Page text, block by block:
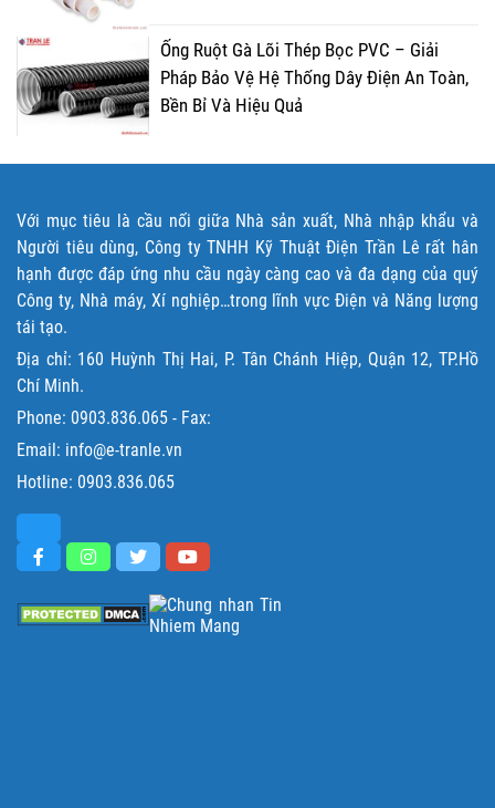
Ống Ruột Gà Lõi Thép Bọc PVC – Giải
Pháp Bảo Vệ Hệ Thống Dây Điện An Toàn,
Bền Bỉ Và Hiệu Quả
Với mục tiêu là cầu nối giữa Nhà sản xuất, Nhà nhập khẩu và
Người tiêu dùng, Công ty TNHH Kỹ Thuật Điện Trần Lê rất hân
hạnh được đáp ứng nhu cầu ngày càng cao và đa dạng của quý
Công ty, Nhà máy, Xí nghiệp…trong lĩnh vực Điện và Năng lượng
tái tạo.
Địa chỉ: 160 Huỳnh Thị Hai, P. Tân Chánh Hiệp, Quận 12, TP.Hồ
Chí Minh.
Phone: 0903.836.065 - Fax:
Email: info@e-tranle.vn
Hotline: 0903.836.065